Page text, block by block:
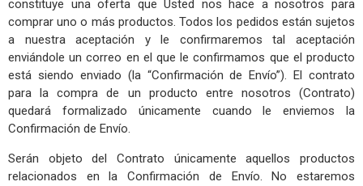
constituye una oferta que Usted nos hace a nosotros para
comprar uno o más productos. Todos los pedidos están sujetos
a nuestra aceptación y le confirmaremos tal aceptación
enviándole un correo en el que le confirmamos que el producto
está siendo enviado (la “Confirmación de Envío”). El contrato
para la compra de un producto entre nosotros (Contrato)
quedará formalizado únicamente cuando le enviemos la
Confirmación de Envío.
Serán objeto del Contrato únicamente aquellos productos
relacionados en la Confirmación de Envío. No estaremos